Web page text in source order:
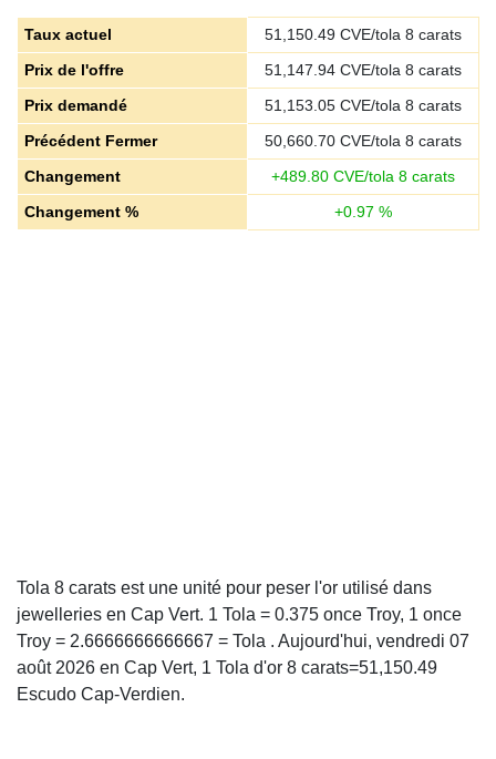
Taux actuel 51,150.49 CVE/tola 8 carats
Prix de l'offre
51,147.94 CVE/tola 8 carats
Prix demandé
51,153.05 CVE/tola 8 carats
Précédent Fermer
50,660.70 CVE/tola 8 carats
Changement
+489.80 CVE/tola 8 carats
Changement %
+0.97 %
Tola 8 carats est une unité pour peser l'or utilisé dans
jewelleries en Cap Vert. 1 Tola = 0.375 once Troy, 1 once
Troy = 2.6666666666667 = Tola . Aujourd'hui, vendredi 07
août 2026 en Cap Vert, 1 Tola d'or 8 carats=51,150.49
Escudo Cap-Verdien.